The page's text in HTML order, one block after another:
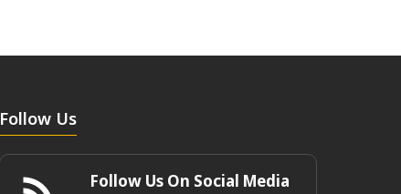
Follow Us
Follow Us On Social Media